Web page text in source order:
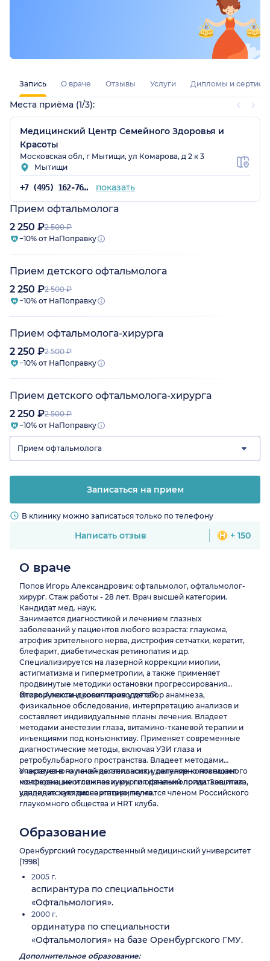
Запись О враче Отзывы Услуги Дипломы и
Места приёма (1/3):
Медицинский Центр Семейного Здоровья и
Красоты
Московская обл, г Мытищи, ул Комарова, д 2 к 3
Мытищи
+7 (495) 162-76-40 показать
Прием офтальмолога
2 250 ₽2 500 ₽
−10% от НаПоправку
Прием детского офтальмолога
2 250 ₽2 500 ₽
−10% от НаПоправку
Прием офтальмолога-хирурга
2 250 ₽2 500 ₽
−10% от НаПоправку
Прием детского офтальмолога-хирурга
2 250 ₽2 500 ₽
−10% от НаПоправку
Прием офтальмолога
Записаться на прием
В клинику можно записаться только по телефону
Написать отзыв + 150
О враче
Попов Игорь Александрович: офтальмолог, офтальмолог-
хирург. Стаж работы - 28 лет. Врач высшей категории.
Кандидат мед. наук.
Занимается диагностикой и лечением глазных
заболеваний у пациентов любого возраста: глаукома,
атрофия зрительного нерва, дистрофия сетчатки, кератит,
блефарит, диабетическая ретинопатия и др.
Специализируется на лазерной коррекции миопии,
астигматизма и гиперметропии, а также применяет
продвинутые методики остановки прогрессирования
близорукости и косоглазия у детей.
Игорь Александрович проводит сбор анамнеза,
физикальное обследование, интерпретацию анализов и
составляет индивидуальные планы лечения. Владеет
методами анестезии глаза, витамино-тканевой терапии и
инъекциями под конъюнктиву. Применяет современные
диагностические методы, включая УЗИ глаза и
ретробульбарного пространства. Владеет методами
оперативного лечения: эпиласик, удаление контагиозного
моллюска, неотложная хирургия ранений придатков глаза,
удаление халязиона и птеригиума.
Участвует в научной деятельности, регулярно посещает
конференции и симпозиумы по офтальмологии. Защитил
кандидатскую диссертацию, является членом Российского
глаукомного общества и HRТ клуба.
Образование
Оренбургский государственный медицинский университет
(1998)
2005 г.
аспирантура по специальности
«Офтальмология».
2000 г.
ординатура по специальности
«Офтальмология» на базе Оренбургского ГМУ.
Дополнительное образование: